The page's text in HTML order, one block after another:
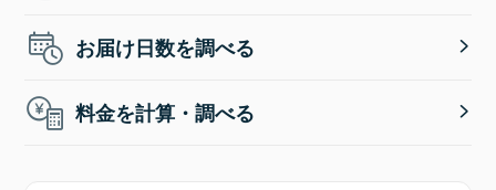
お届け日数を調べる
料金を計算・調べる